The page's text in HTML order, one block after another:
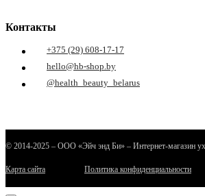
Контакты
+375 (29) 608-17-17
hello@hb-shop.by
@health_beauty_belarus
© 2014-2025 – ООО «Эйч энд Би» – Интернет-магазин
Карта сайта Политика конфиденциальности